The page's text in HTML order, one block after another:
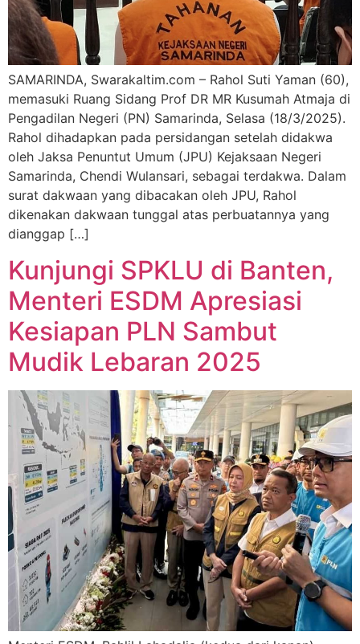
SAMARINDA, Swarakaltim.com – Rahol Suti Yaman (60),
memasuki Ruang Sidang Prof DR MR Kusumah Atmaja di
Pengadilan Negeri (PN) Samarinda, Selasa (18/3/2025).
Rahol dihadapkan pada persidangan setelah didakwa
oleh Jaksa Penuntut Umum (JPU) Kejaksaan Negeri
Samarinda, Chendi Wulansari, sebagai terdakwa. Dalam
surat dakwaan yang dibacakan oleh JPU, Rahol
dikenakan dakwaan tunggal atas perbuatannya yang
dianggap […]
Kunjungi SPKLU di Banten,
Menteri ESDM Apresiasi
Kesiapan PLN Sambut
Mudik Lebaran 2025